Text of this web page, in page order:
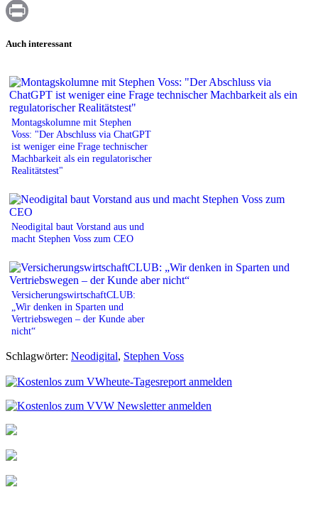
WhatsApp
Auch interessant
Montagskolumne mit Stephen
Voss: "Der Abschluss via ChatGPT
ist weniger eine Frage technischer
Machbarkeit als ein regulatorischer
Realitätstest"
Neodigital baut Vorstand aus und
macht Stephen Voss zum CEO
VersicherungswirtschaftCLUB:
„Wir denken in Sparten und
Vertriebswegen – der Kunde aber
nicht“
Schlagwörter: Neodigital, Stephen Voss